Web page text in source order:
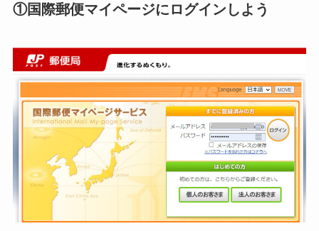
①国際郵便マイページにログインしよう